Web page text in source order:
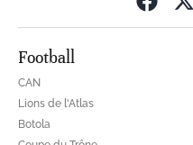
Football
CAN
Lions de l'Atlas
Botola